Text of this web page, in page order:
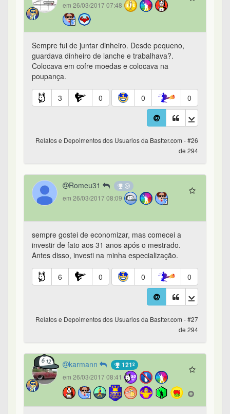
em 26/03/2017 07:48
Sempre fui de juntar dinheiro. Desde pequeno,
guardava dinheiro de lanche e trabalhava?.
Colocava em cofre moedas e colocava na
poupança.
3 0 0 0
Relatos e Depoimentos dos Usuarios da Bastter.com - #26
de 294
Romeu31
em 26/03/2017 08:09
sempre gostei de economizar, mas comecei a
investir de fato aos 31 anos após o mestrado.
Antes disso, investi na minha especialização.
6 0 0 0
Relatos e Depoimentos dos Usuarios da Bastter.com - #27
de 294
karmann 121º
em 26/03/2017 08:41